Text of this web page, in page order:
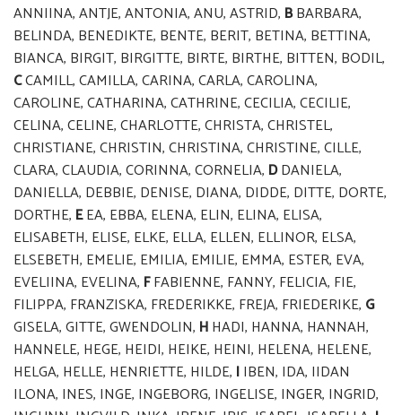
ANNIINA, ANTJE, ANTONIA, ANU, ASTRID, BBARBARA,
BELINDA, BENEDIKTE, BENTE, BERIT, BETINA, BETTINA,
BIANCA, BIRGIT, BIRGITTE, BIRTE, BIRTHE, BITTEN, BODIL,
CCAMILL, CAMILLA, CARINA, CARLA, CAROLINA,
CAROLINE, CATHARINA, CATHRINE, CECILIA, CECILIE,
CELINA, CELINE, CHARLOTTE, CHRISTA, CHRISTEL,
CHRISTIANE, CHRISTIN, CHRISTINA, CHRISTINE, CILLE,
CLARA, CLAUDIA, CORINNA, CORNELIA, DDANIELA,
DANIELLA, DEBBIE, DENISE, DIANA, DIDDE, DITTE, DORTE,
DORTHE, EEA, EBBA, ELENA, ELIN, ELINA, ELISA,
ELISABETH, ELISE, ELKE, ELLA, ELLEN, ELLINOR, ELSA,
ELSEBETH, EMELIE, EMILIA, EMILIE, EMMA, ESTER, EVA,
EVELIINA, EVELINA, FFABIENNE, FANNY, FELICIA, FIE,
FILIPPA, FRANZISKA, FREDERIKKE, FREJA, FRIEDERIKE, G
GISELA, GITTE, GWENDOLIN, HHADI, HANNA, HANNAH,
HANNELE, HEGE, HEIDI, HEIKE, HEINI, HELENA, HELENE,
HELGA, HELLE, HENRIETTE, HILDE, IIBEN, IDA, IIDAN
ILONA, INES, INGE, INGEBORG, INGELISE, INGER, INGRID,